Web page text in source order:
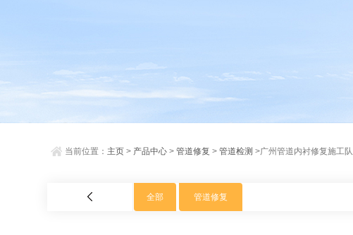
当前位置： 主页 > 产品中心 >管道修复 >管道检测 >广州管道内衬修复施工队
全部 管道修复